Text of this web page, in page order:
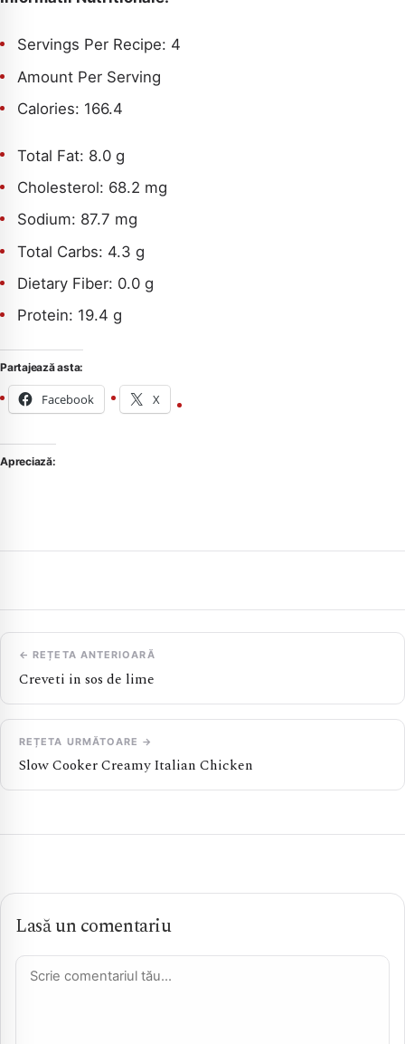
Servings Per Recipe: 4
Amount Per Serving
Calories: 166.4
Total Fat: 8.0 g
Cholesterol: 68.2 mg
Sodium: 87.7 mg
Total Carbs: 4.3 g
Dietary Fiber: 0.0 g
Protein: 19.4 g
Partajează asta:
Facebook X
Apreciază:
← REȚETA ANTERIOARĂ
Creveti in sos de lime
REȚETA URMĂTOARE →
Slow Cooker Creamy Italian Chicken
Lasă un comentariu
Comentariu *